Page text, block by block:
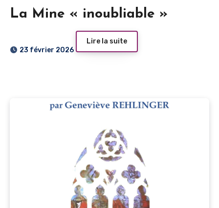
La Mine « inoubliable »
23 février 2026
Lire la suite